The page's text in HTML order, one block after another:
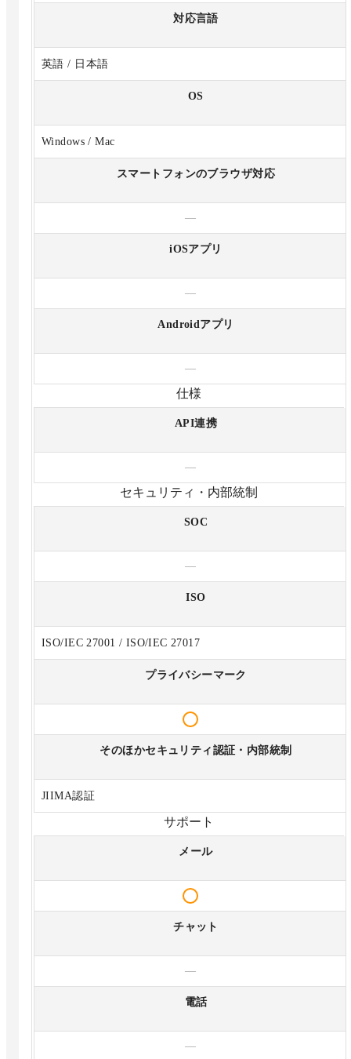
対応言語
英語 / 日本語
OS
Windows / Mac
スマートフォンのブラウザ対応
—
iOSアプリ
—
Androidアプリ
—
仕様
API連携
—
セキュリティ・内部統制
SOC
—
ISO
ISO/IEC 27001 / ISO/IEC 27017
プライバシーマーク
そのほかセキュリティ認証・内部統制
JIIMA認証
サポート
メール
チャット
—
電話
—